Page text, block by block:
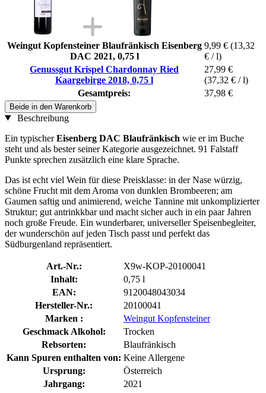
Weingut Kopfensteiner Blaufränkisch Eisenberg
DAC 2021, 0,75 l
9,99 € (13,32
€ / l)
Genussgut Krispel Chardonnay Ried
Kaargebirge 2018, 0,75 l
27,99 €
(37,32 € / l)
Gesamtpreis:
37,98 €
Beide in den Warenkorb
Beschreibung
Ein typischerEisenberg DAC Blaufränkisch wie er im Buche
steht und als bester seiner Kategorie ausgezeichnet. 91 Falstaff
Punkte sprechen zusätzlich eine klare Sprache.
Das ist echt viel Wein für diese Preisklasse: in der Nase würzig,
schöne Frucht mit dem Aroma von dunklen Brombeeren; am
Gaumen saftig und animierend, weiche Tannine mit unkomplizierter
Struktur; gut antrinkkbar und macht sicher auch in ein paar Jahren
noch große Freude. Ein wunderbarer, universeller Speisenbegleiter,
der wunderschön auf jeden Tisch passt und perfekt das
Südburgenland repräsentiert.
Art.-Nr.:
X9w-KOP-20100041
Inhalt:
0,75 l
EAN:
9120048043034
Hersteller-Nr.:
20100041
Marken :
Weingut Kopfensteiner
Geschmack Alkohol:
Trocken
Rebsorten:
Blaufränkisch
Kann Spuren enthalten von: Keine Allergene
Ursprung:
Österreich
Jahrgang:
2021